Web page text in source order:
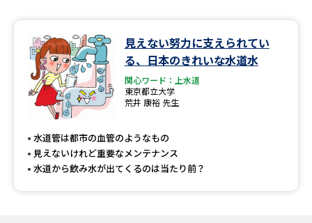
高等学校（情報）教員資格認定
大学で学べる内容や特徴を調べる
見えない努力に支えられてい
る、日本のきれいな水道水
関心ワード：上水道
東京都立大学
荒井 康裕 先生
水道管は都市の血管のようなもの
見えないけれど重要なメンテナンス
水道から飲み水が出てくるのは当たり前？